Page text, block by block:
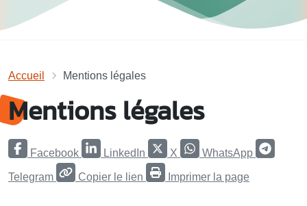
Accueil Mentions légales
Mentions légales
Facebook LinkedIn X WhatsApp
Telegram Copier le lien Imprimer la page